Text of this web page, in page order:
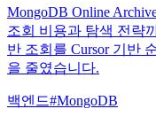
MongoDB Online
조회 비용과 탐색 전략
반 조회를 Cursor 기반
을 줄였습니다.
백엔드#MongoDB